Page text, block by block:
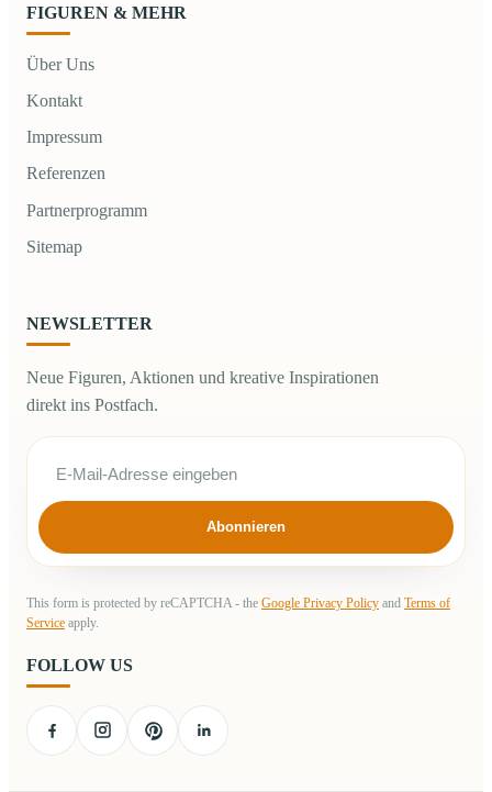
FIGUREN & MEHR
Über Uns
Kontakt
Impressum
Referenzen
Partnerprogramm
Sitemap
NEWSLETTER
Neue Figuren, Aktionen und kreative Inspirationen
direkt ins Postfach.
Abonnieren
This form is protected by reCAPTCHA - the Google Privacy Policy and Terms of
Service apply.
FOLLOW US